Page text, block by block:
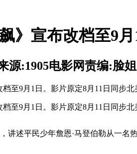
》宣布改档至9月
源:1905电影网责编:脸姐
至9月1日。影片原定8月11日同步北
至9月1日。影片原定8月11日同步北
讲述平民少年詹恩·马登伯勒从一